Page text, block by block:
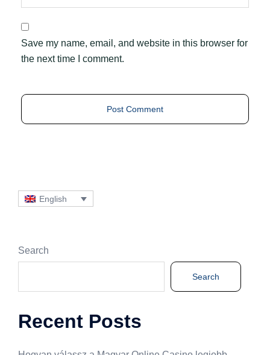
Save my name, email, and website in this browser for
the next time I comment.
English
Search
Search
Recent Posts